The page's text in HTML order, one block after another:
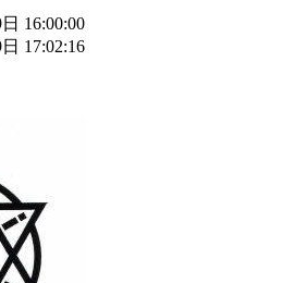
16:00:00
17:02:16